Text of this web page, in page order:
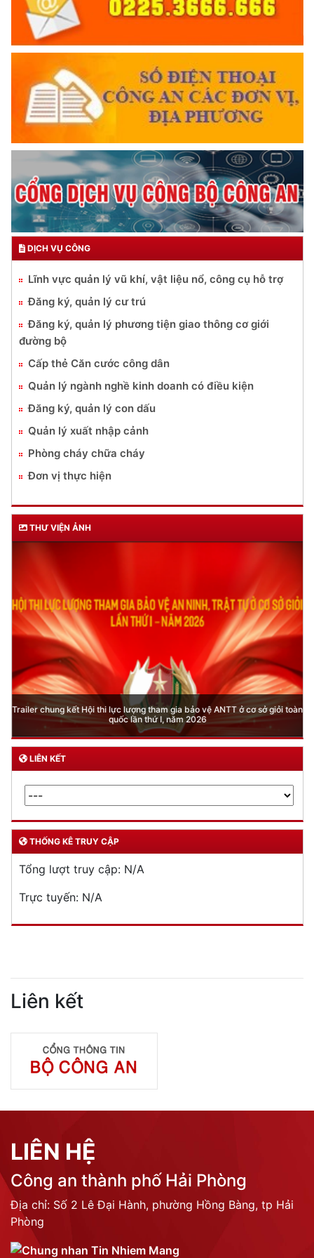
Trích thư Chủ tịch Hồ Chí Minh
TRUYỀN HÌNH AN NINH HP
DỊCH VỤ CÔNG
Lĩnh vực quản lý vũ khí, vật liệu nổ, công cụ hỗ trợ
Đăng ký, quản lý cư trú
Đăng ký, quản lý phương tiện giao thông cơ giới
Đăng ký, quản lý con dấu
Quản lý xuất nhập cảnh
Đơn vị thực hiện